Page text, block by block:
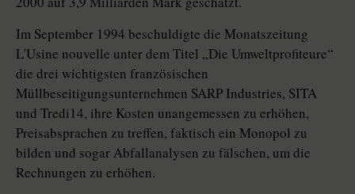
Im September 1994 beschuldigte die Monatszeitung
L'Usine nouvelle unter dem Titel „Die Umweltprofiteure“
die drei wichtigsten französischen
Müllbeseitigungsunternehmen SARP Industries, SITA
und Tredi14, ihre Kosten unangemessen zu erhöhen,
Preisabsprachen zu treffen, faktisch ein Monopol zu
bilden und sogar Abfallanalysen zu fälschen, um die
Rechnungen zu erhöhen.